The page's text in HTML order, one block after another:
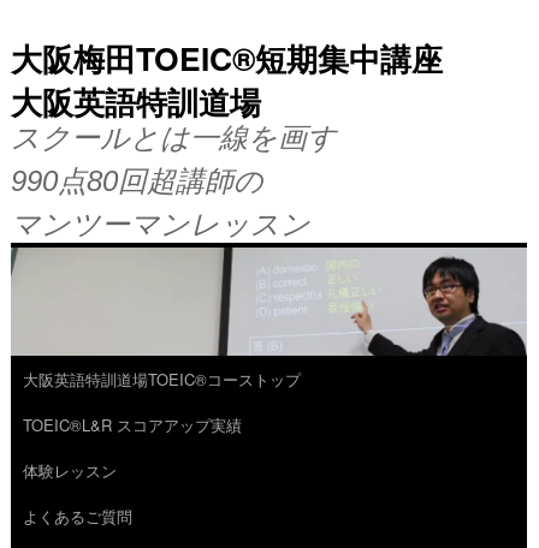
大阪梅田TOEIC®短期集中講座
大阪英語特訓道場
スクールとは一線を画す
990点80回超講師の
マンツーマンレッスン
コ
ン
テ
ン
大阪英語特訓道場TOEIC®コーストップ
TOEIC®L&R スコアアップ実績
体験レッスン
よくあるご質問